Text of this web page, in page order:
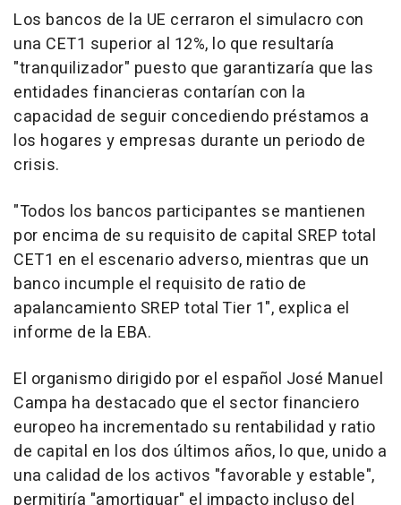
Los bancos de la UE cerraron el simulacro con
una CET1 superior al 12%, lo que resultaría
"tranquilizador" puesto que garantizaría que las
entidades financieras contarían con la
capacidad de seguir concediendo préstamos a
los hogares y empresas durante un periodo de
crisis.
"Todos los bancos participantes se mantienen
por encima de su requisito de capital SREP total
CET1 en el escenario adverso, mientras que un
banco incumple el requisito de ratio de
apalancamiento SREP total Tier 1", explica el
informe de la EBA.
El organismo dirigido por el español José Manuel
Campa ha destacado que el sector financiero
europeo ha incrementado su rentabilidad y ratio
de capital en los dos últimos años, lo que, unido a
una calidad de los activos "favorable y estable",